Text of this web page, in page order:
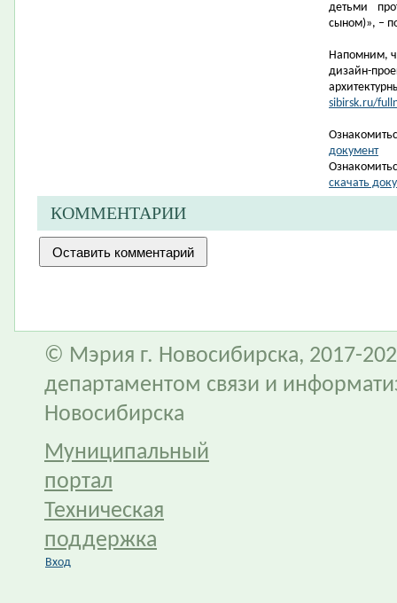
детьми
сыном)», –
Напомним,
дизайн-
sibirsk.ru/
документ
скачать
КОММЕНТАРИИ
© Мэрия г. Новосибирска, 2017-
департаментом связи и
Новосибирска
Муниципальный
портал
Техническая
поддержка
Вход